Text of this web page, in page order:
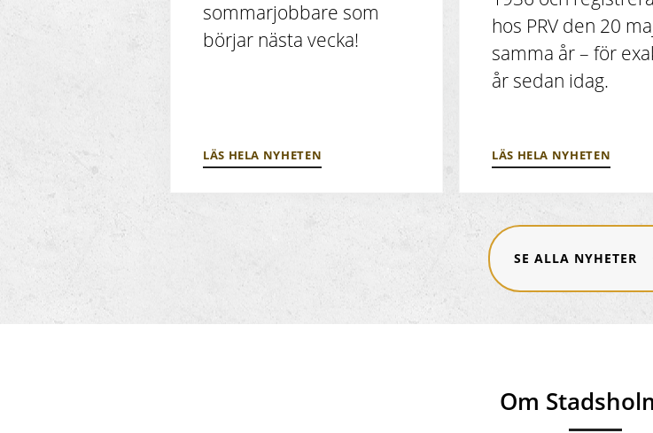
sommarjobbare som
börjar nästa vecka!
LÄS HELA NYHETEN
hos PRV den 20
samma år – för
år sedan idag.
LÄS HELA NYHETEN
SE ALLA NYHETER
Om